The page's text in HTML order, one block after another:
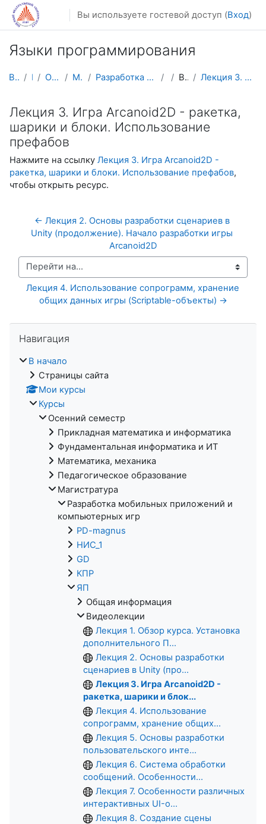
Перейти к основному содержанию
Вы используете гостевой доступ (Вход)
Языки программирования
В начало Курсы Осенний семестр Магистратура Разработка мобильных приложений и компьютерных игр ЯП Видеолекции Лекция 3. Игра Arcanoid2D - ракетка, шарики и блок...
Лекция 3. Игра Arcanoid2D - ракетка,
шарики и блоки. Использование
префабов
Нажмите на ссылку Лекция 3. Игра Arcanoid2D -
ракетка, шарики и блоки. Использование префабов,
чтобы открыть ресурс.
← Лекция 2. Основы разработки сценариев в
Unity (продолжение). Начало разработки игры
Arcanoid2D
Перейти на...
Лекция 4. Использование сопрограмм, хранение
общих данных игры (Scriptable-объекты) →
Навигация
В начало
Страницы сайта
Мои курсы
Курсы
Осенний семестр
Прикладная математика и информатика
Фундаментальная информатика и ИТ
Математика, механика
Педагогическое образование
Магистратура
Разработка мобильных приложений и
компьютерных игр
PD-magnus
НИС_1
GD
КПР
ЯП
Общая информация
Видеолекции
Лекция 1. Обзор курса. Установка
дополнительного П...
Лекция 2. Основы разработки
сценариев в Unity (про...
Лекция 3. Игра Arcanoid2D -
ракетка, шарики и блок...
Лекция 4. Использование
сопрограмм, хранение общих...
Лекция 5. Основы разработки
пользовательского инте...
Лекция 6. Система обработки
сообщений. Особенности...
Лекция 7. Особенности различных
интерактивных UI-о...
Лекция 8. Создание сцены